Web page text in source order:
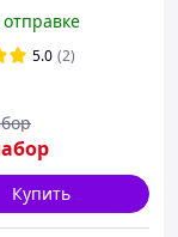
для коктейля и
чистки
отправке
5.0 (2)
Купить